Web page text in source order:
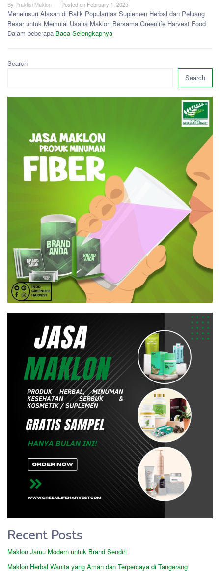
By Praktisi Maklon Posted on February 1, 2025
Menelusuri Alasan di Balik Popularitas Suplemen Herbal dan Peluang
Besar untuk Memulai Usaha Maklon Bersama Greenlife Harvest Food
Dalam beberapa Baca Selengkapnya
Search
Search
Recent Posts
Maklon Jamu Modern untuk Brand Sendiri
Maklon Herbal Wanita yang Aman dan Terpercaya di Tangerang